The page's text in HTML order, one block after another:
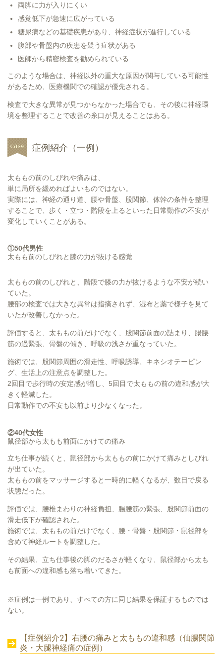
両脚に力が入りにくい
感覚低下が急速に広がっている
糖尿病などの基礎疾患があり、神経症状が進行している
腹部や骨盤内の疾患を疑う症状がある
医師から精密検査を勧められている
このような場合は、神経以外の重大な原因が関与している可能性
があるため、医療機関での確認が優先される。
検査で大きな異常が見つからなかった場合でも、その後に神経環
境を整理することで改善の糸口が見えることはある。
症例紹介（一例）
太ももの前のしびれや痛みは、
単に局所を緩めればよいものではない。
実際には、神経の通り道、腰や骨盤、股関節、体幹の条件を整理
することで、歩く・立つ・階段を上るといった日常動作の不安が
変化していくことがある。
①50代男性
太もも前のしびれと膝の力が抜ける感覚
太ももの前のしびれと、階段で膝の力が抜けるような不安が続い
ていた。
腰部の検査では大きな異常は指摘されず、湿布と薬で様子を見て
いたが改善しなかった。
評価すると、太ももの前だけでなく、股関節前面の詰まり、腸腰
筋の過緊張、骨盤の傾き、呼吸の浅さが重なっていた。
施術では、股関節周囲の滑走性、呼吸誘導、キネシオテーピン
グ、生活上の注意点を調整した。
2回目で歩行時の安定感が増し、5回目で太ももの前の違和感が大
きく軽減した。
日常動作での不安も以前より少なくなった。
②40代女性
鼠径部から太もも前面にかけての痛み
立ち仕事が続くと、鼠径部から太ももの前にかけて痛みとしびれ
が出ていた。
太ももの前をマッサージすると一時的に軽くなるが、数日で戻る
状態だった。
評価では、腰椎まわりの神経負担、腸腰筋の緊張、股関節前面の
滑走低下が確認された。
施術では、太ももの前だけでなく、腰・骨盤・股関節・鼠径部を
含めて神経ルートを調整した。
その結果、立ち仕事後の脚のだるさが軽くなり、鼠径部から太も
も前面への違和感も落ち着いてきた。
※症例は一例であり、すべての方に同じ結果を保証するものでは
ない。
【症例紹介2】右腰の痛みと太ももの違和感（仙腸関節
炎・大腿神経痛の症例）